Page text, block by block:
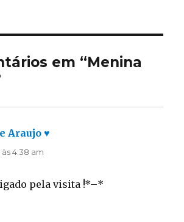
em “Menina
Araujo ♥
às 4:38 am
pela visita !*–*